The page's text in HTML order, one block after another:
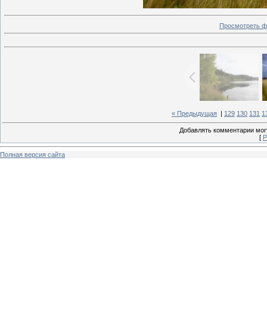
Просмотреть
« Предыдущая 129 130 131
Добавлять комментарии
[
Полная версия сайта